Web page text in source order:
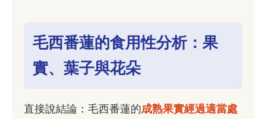
毛西番蓮的食用性分析：果
實、葉子與花朵
直接說結論：毛西番蓮的成熟果實經過適當處